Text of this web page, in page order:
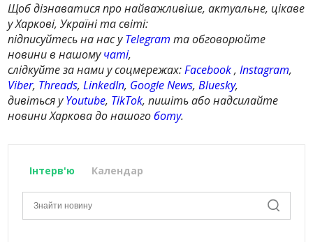
Щоб дізнаватися про найважливіше, актуальне, цікаве
у Харкові, Україні та світі:
підписуйтесь на нас уTelegram та обговорюйте
новини в нашомучаті,
слідкуйте за нами у соцмережах:Facebook,Instagram,
Viber, Threads,LinkedIn, Google News,Bluesky,
дивіться уYoutube, TikTok, пишіть або надсилайте
новини Харкова до нашогоботу.
Інтерв'ю Календар